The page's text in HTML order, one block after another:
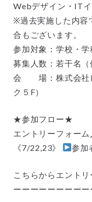
Webデザイン・IT
※過去実施した内容
合もございます。
参加対象：学校・学
募集人数：若干名（
会 場：株式会社
ク５F）
★参加フロー★
エントリーフォーム
《7/22,23》
参加
こちらからエントリ
ーーーーーーーー